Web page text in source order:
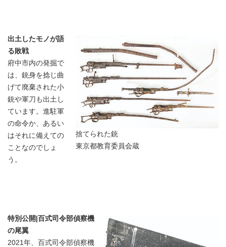
捨てられた銃
東京都教育委員会蔵
出土したモノが語
る敗戦
府中市内の発掘で
は、銃身を捻じ曲
げて廃棄された小
銃や軍刀も出土し
ています。進駐軍
の命令か、あるい
はそれに備えての
ことなのでしょ
う。
特別公開|百式司令部偵察機
の尾翼
2021年、百式司令部偵察機